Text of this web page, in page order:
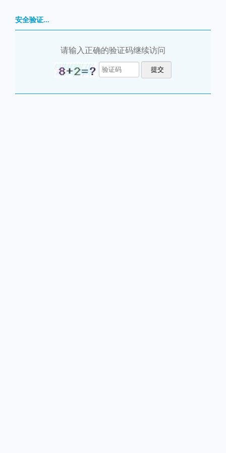
安全验证...
请输入正确的验证码继续访问